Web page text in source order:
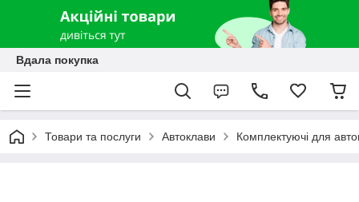
Вдала покупка
Товари та послуги Автоклави Комплектуючі для